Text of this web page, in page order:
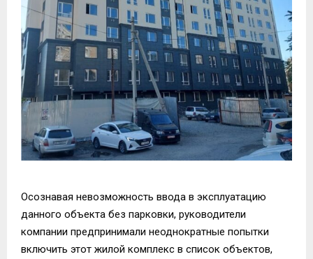
Осознавая невозможность ввода в эксплуатацию
данного объекта без парковки, руководители
компании предпринимали неоднократные попытки
включить этот жилой комплекс в список объектов,